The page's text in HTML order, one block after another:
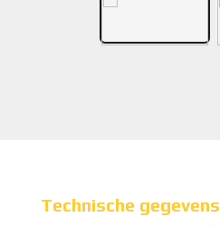
Technische gegevens